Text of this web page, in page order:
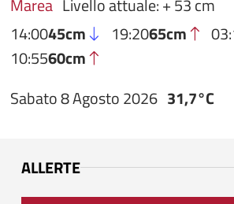
Marea Livello attuale: + 53 cm
14:0045cm 19:2065cm
10:5560cm
Sabato 8 Agosto 2026 31,7°C
ALLERTE